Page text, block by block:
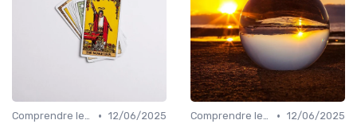
Comprendre les symboles et signes • 12/06/2025
Comprendre les symboles et signes • 12/06/2025